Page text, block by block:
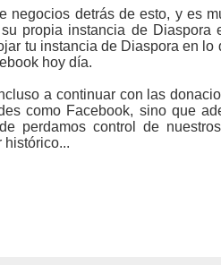
negocios detrás de esto, y es
propia instancia de
tu instancia de Diaspora en
hoy día.
a continuar con las
como Facebook, sino que
perdamos control de
histórico...